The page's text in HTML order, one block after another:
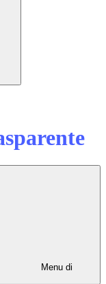
Menu di